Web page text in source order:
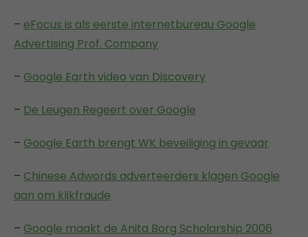
– eFocus is als eerste internetbureau Google
Advertising Prof. Company
– Google Earth video van Discovery
– De Leugen Regeert over Google
– Google Earth brengt WK beveiliging in gevaar
– Chinese Adwords adverteerders klagen Google
aan om klikfraude
– Google maakt de Anita Borg Scholarship 2006